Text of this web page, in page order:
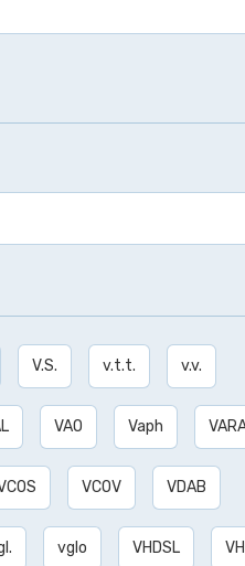
V.S. v.t.t. v.v.
VAO Vaph
VCOV VDAB
vglo VHDSL